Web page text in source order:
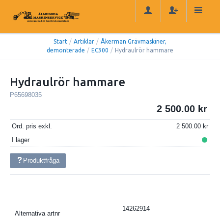
Start / Artiklar / Åkerman Grävmaskiner,
demonterade / EC300 / Hydraulrör hammare
Hydraulrör hammare
P65698035
2 500.00
Ord. pris exkl.
2 500.00
I lager
Produktfråga
Alternativa artnr
14262914